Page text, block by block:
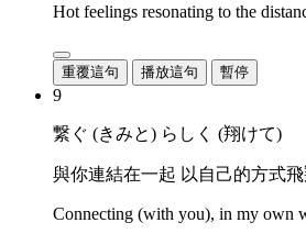
Hot feelings resonating to the
重覆這句 播放這句 暫停
9
繋ぐ (きみと) らしく (翔けて)
與你連結在一起 以自己的方式飛
Connecting (with you), in my own